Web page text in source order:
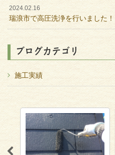
2024.02.16
瑞浪市で高圧洗浄を行いました！
ブログカテゴリ
施工実績